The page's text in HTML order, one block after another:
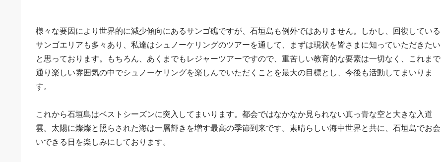
様々な要因により世界的に減少傾向にあるサンゴ礁ですが、石垣島も例外ではありません。しかし、回復している
サンゴエリアも多々あり、私達はシュノーケリングのツアーを通して、まずは現状を皆さまに知っていただきたい
と思っております。もちろん、あくまでもレジャーツアーですので、重苦しい教育的な要素は一切なく、これまで
通り楽しい雰囲気の中でシュノーケリングを楽しんでいただくことを最大の目標とし、今後も活動してまいりま
す。
これから石垣島はベストシーズンに突入してまいります。都会ではなかなか見られない真っ青な空と大きな入道
雲。太陽に燦燦と照らされた海は一層輝きを増す最高の季節到来です。素晴らしい海中世界と共に、石垣島でお会
いできる日を楽しみにしております。